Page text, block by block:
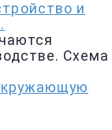
и
Схема